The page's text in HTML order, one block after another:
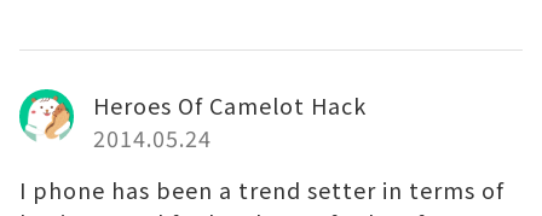
Heroes Of Camelot Hack
2014.05.24
I phone has been a trend setter in terms of